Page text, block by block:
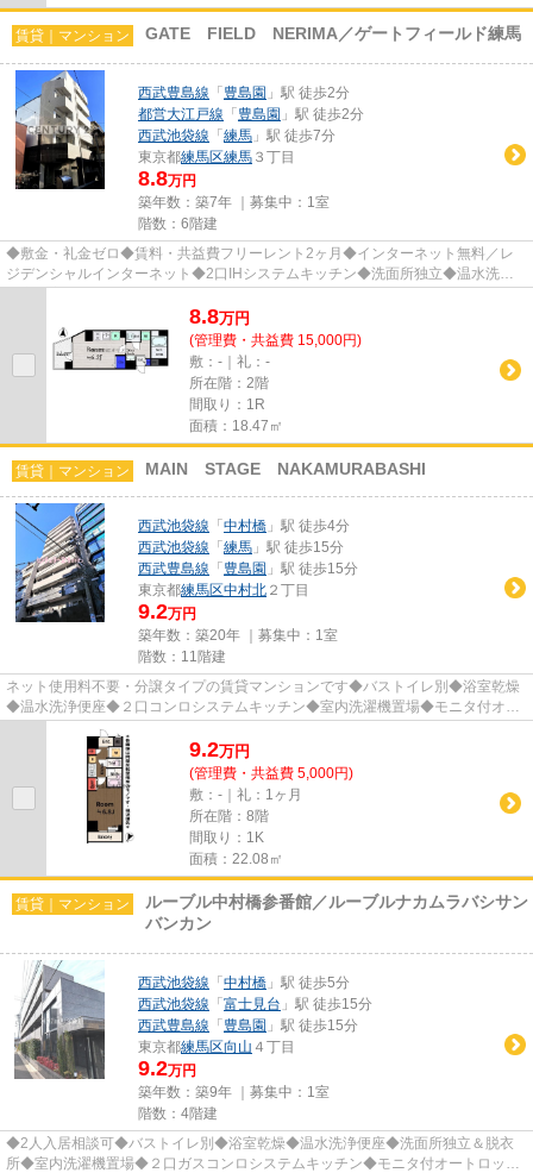
賃貸｜マンション GATE FIELD NERIMA／ゲートフィールド練馬
西武豊島線 「 豊島園 」駅 徒歩2分
都営大江戸線 「 豊島園 」駅 徒歩2分
西武池袋線 「 練馬 」駅 徒歩7分
東京都練馬区練馬 ３丁目
8.8万円
築年数：築7年 ｜募集中： 1室
階数：6階建
◆敷金・礼金ゼロ◆賃料・共益費フリーレント2ヶ月◆インターネット無料／レ
ジデンシャルインターネット◆2口IHシステムキッチン◆洗面所独立◆温水洗浄
8.8万円
(管理費・共益費 15,000円)
敷：-｜礼：-
所在階：2階
間取り：1R
面積：18.47㎡
賃貸｜マンション MAIN STAGE NAKAMURABASHI
西武池袋線 「 中村橋 」駅 徒歩4分
西武池袋線 「 練馬 」駅 徒歩15分
西武豊島線 「 豊島園 」駅 徒歩15分
東京都練馬区中村北 ２丁目
9.2万円
築年数：築20年 ｜募集中： 1室
階数：11階建
ネット使用料不要・分譲タイプの賃貸マンションです◆バストイレ別◆浴室乾燥
◆温水洗浄便座◆２口コンロシステムキッチン◆室内洗濯機置場◆モニタ付オー
トロック◆宅配ＢＯＸ◆エレベータ◆Ｂ...
9.2万円
(管理費・共益費 5,000円)
敷：-｜礼：1ヶ月
所在階：8階
間取り：1K
面積：22.08㎡
賃貸｜マンション
ルーブル中村橋参番館／ルーブルナカムラバシサン
バンカン
西武池袋線 「 中村橋 」駅 徒歩5分
西武池袋線 「 富士見台 」駅 徒歩15分
西武豊島線 「 豊島園 」駅 徒歩15分
東京都練馬区向山 ４丁目
9.2万円
築年数：築9年 ｜募集中： 1室
階数：4階建
◆2人入居相談可◆バストイレ別◆浴室乾燥◆温水洗浄便座◆洗面所独立＆脱衣
所◆室内洗濯機置場◆２口ガスコンロシステムキッチン◆モニタ付オートロック